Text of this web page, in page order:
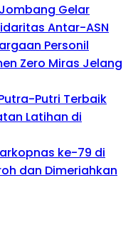
Gelar
Antar-ASN
Personil
Zero Miras Jelang
Putri Terbaik
Latihan di
ke-79 di
dan Dimeriahkan